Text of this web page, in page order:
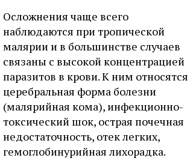
Осложнения чаще всего
наблюдаются при тропической
малярии и в большинстве случаев
связаны с высокой концентрацией
паразитов в крови. К ним относятся
церебральная форма болезни
(малярийная кома), инфекционно-
токсический шок, острая почечная
недостаточность, отек легких,
гемоглобинурийная лихорадка.